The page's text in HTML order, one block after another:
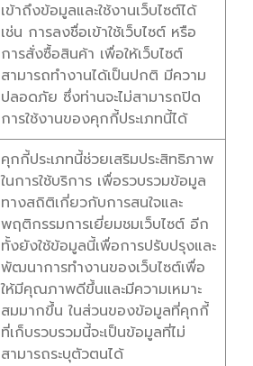
เข้าถึงข้อมูลและใช้งานเว็บไซต์ได้
เช่น การลงชื่อเข้าใช้เว็บไซต์ หรือ
การสั่งซื้อสินค้า เพื่อให้เว็บไซต์
สามารถทำงานได้เป็นปกติ มีความ
ปลอดภัย ซึ่งท่านจะไม่สามารถปิด
การใช้งานของคุกกี้ประเภทนี้ได้
คุกกี้ประเภทนี้ช่วยเสริมประสิทธิภาพ
ในการใช้บริการ เพื่อรวบรวมข้อมูล
ทางสถิติเกี่ยวกับการสนใจและ
พฤติกรรมการเยี่ยมชมเว็บไซต์ อีก
ทั้งยังใช้ข้อมูลนี้เพื่อการปรับปรุงและ
พัฒนาการทำงานของเว็บไซต์เพื่อ
ให้มีคุณภาพดีขึ้นและมีความเหมาะ
สมมากขึ้น ในส่วนของข้อมูลที่คุกกี้
ที่เก็บรวบรวมนี้จะเป็นข้อมูลที่ไม่
สามารถระบุตัวตนได้